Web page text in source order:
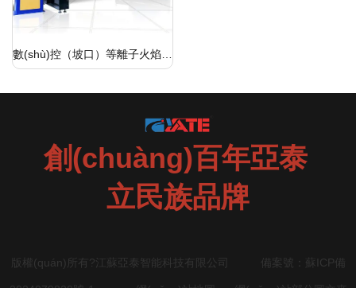
數(shù)控（坡口）等離子火焰切
創(chuàng)百年亞泰
立民族品牌
版權(quán)所有?江蘇亞泰智能科技有限公司 備案號： 蘇ICP備